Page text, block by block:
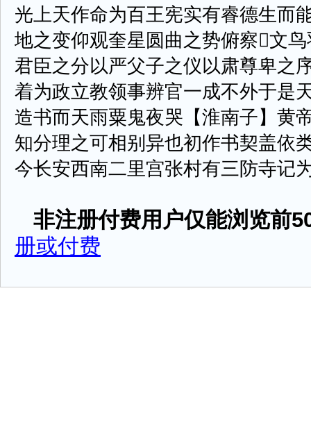
光上天作命为百王宪实有睿德生而
地之变仰观奎星圆曲之势俯察文
君臣之分以严父子之仪以肃尊卑之
着为政立教领事辨官一成不外于是
造书而天雨粟鬼夜哭【淮南子】黄
知分理之可相别异也初作书契盖依
今长安西南二里宫张村有三防寺记
非注册付费用户仅能浏览前
册或付费